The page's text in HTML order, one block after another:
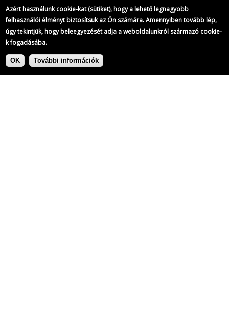
Azért használunk cookie-kat (sütiket), hogy a lehető legnagyobb
felhasználói élményt biztosítsuk az Ön számára. Amennyiben tovább lép,
úgy tekintjük, hogy beleegyezését adja a weboldalunkról származó cookie-
k fogadásába.
OK További információk
Ugrás
Címke: